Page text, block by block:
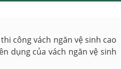
công vách ngăn vệ sinh cao
dụng của vách ngăn vệ sinh